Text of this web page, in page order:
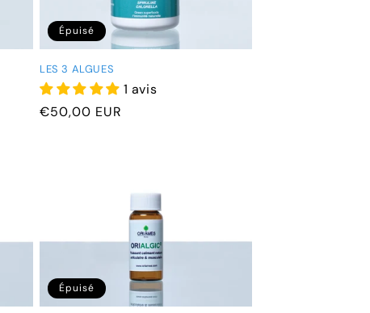
Épuisé
LES 3 ALGUES
1 avis
Prix
€50,00 EUR
Épuisé